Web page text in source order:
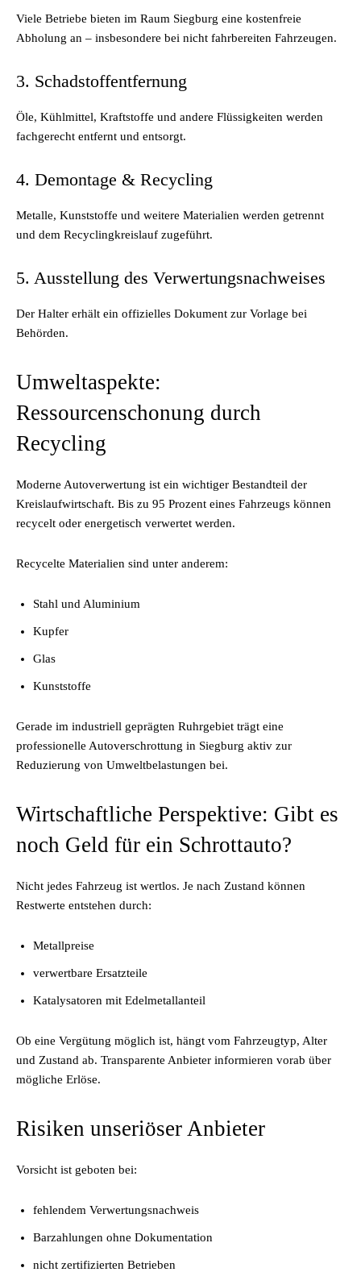
Viele Betriebe bieten im Raum Siegburg eine kostenfreie
Abholung an – insbesondere bei nicht fahrbereiten Fahrzeugen.
3. Schadstoffentfernung
Öle, Kühlmittel, Kraftstoffe und andere Flüssigkeiten werden
fachgerecht entfernt und entsorgt.
4. Demontage & Recycling
Metalle, Kunststoffe und weitere Materialien werden getrennt
und dem Recyclingkreislauf zugeführt.
5. Ausstellung des Verwertungsnachweises
Der Halter erhält ein offizielles Dokument zur Vorlage bei
Behörden.
Umweltaspekte:
Ressourcenschonung durch
Recycling
Moderne Autoverwertung ist ein wichtiger Bestandteil der
Kreislaufwirtschaft. Bis zu 95 Prozent eines Fahrzeugs können
recycelt oder energetisch verwertet werden.
Recycelte Materialien sind unter anderem:
Stahl und Aluminium
Kupfer
Glas
Kunststoffe
Gerade im industriell geprägten Ruhrgebiet trägt eine
professionelle Autoverschrottung in Siegburg aktiv zur
Reduzierung von Umweltbelastungen bei.
Wirtschaftliche Perspektive: Gibt es
noch Geld für ein Schrottauto?
Nicht jedes Fahrzeug ist wertlos. Je nach Zustand können
Restwerte entstehen durch:
Metallpreise
verwertbare Ersatzteile
Katalysatoren mit Edelmetallanteil
Ob eine Vergütung möglich ist, hängt vom Fahrzeugtyp, Alter
und Zustand ab. Transparente Anbieter informieren vorab über
mögliche Erlöse.
Risiken unseriöser Anbieter
Vorsicht ist geboten bei:
fehlendem Verwertungsnachweis
Barzahlungen ohne Dokumentation
nicht zertifizierten Betrieben